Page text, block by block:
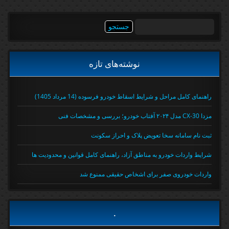
نوشته‌های تازه
راهنمای کامل مراحل و شرایط اسقاط خودرو فرسوده (14 مرداد 1405)
مزدا CX-30 مدل ۲۰۲۴ آفتاب خودرو؛ بررسی و مشخصات فنی
ثبت نام سامانه سخا تعویض پلاک و احراز سکونت
شرایط واردات خودرو به مناطق آزاد، راهنمای کامل قوانین و محدودیت ها
واردات خودروی صفر برای اشخاص حقیقی ممنوع شد